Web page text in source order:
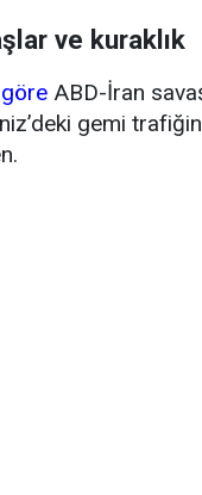
ve kuraklık
göre ABD-İran
gemi